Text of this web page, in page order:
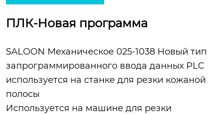
ПЛК-Новая программа
SALOON Механическое 025-1038 Новый тип
запрограммированного ввода данных PLC
используется на станке для резки кожаной
полосы
Используется на машине для резки